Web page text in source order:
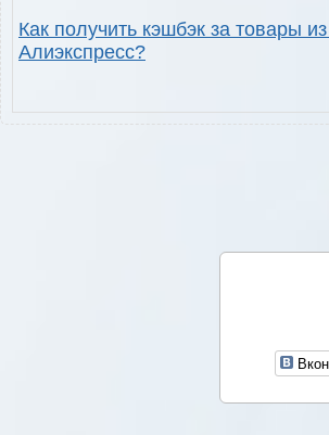
Как получить кэшбэк за товары
Алиэкспресс?